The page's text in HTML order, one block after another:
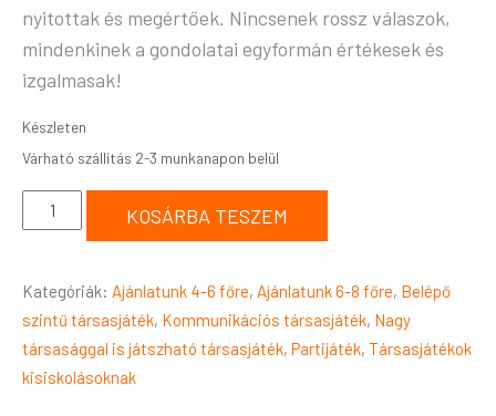
nyitottak és megértőek. Nincsenek rossz válaszok,
mindenkinek a gondolatai egyformán értékesek és
izgalmasak!
Készleten
KOSÁRBA TESZEM
Kategóriák: Ajánlatunk 4-6 főre, Ajánlatunk 6-8 főre, Belépő
szintű társasjáték, Kommunikációs társasjáték, Nagy
társasággal is játszható társasjáték, Partijáték, Társasjátékok
kisiskolásoknak